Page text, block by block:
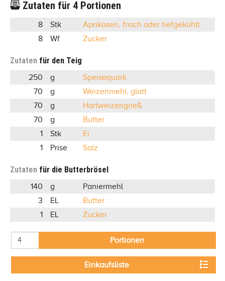
Zutaten für 4 Portionen
8 Stk
Aprikosen, frisch oder tiefgekühlt
8
Wf Zucker
Zutaten für den Teig
250 g
Speisequark
70
g
Weizenmehl, glatt
70
g
Hartweizengrieß
70
g
Butter
1
Stk
Ei
1
Prise Salz
Zutaten für die Butterbrösel
140 g
Paniermehl
3
EL
Butter
1
EL Zucker
Portionen
Einkaufsliste